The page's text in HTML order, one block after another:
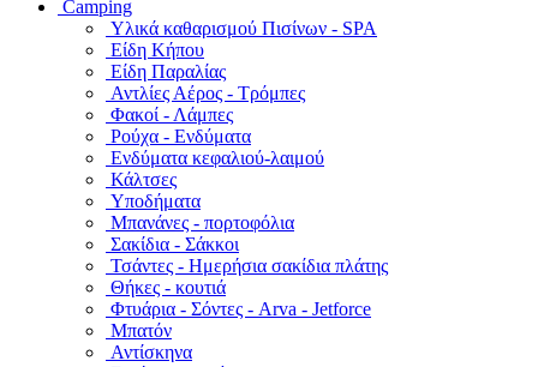
Camping
Υλικά καθαρισμού Πισίνων - SPA
Είδη Κήπου
Είδη Παραλίας
Αντλίες Αέρος - Τρόμπες
Φακοί - Λάμπες
Ρούχα - Ενδύματα
Ενδύματα κεφαλιού-λαιμού
Κάλτσες
Υποδήματα
Μπανάνες - πορτοφόλια
Σακίδια - Σάκκοι
Τσάντες - Ημερήσια σακίδια πλάτης
Θήκες - κουτιά
Φτυάρια - Σόντες - Arva - Jetforce
Μπατόν
Αντίσκηνα